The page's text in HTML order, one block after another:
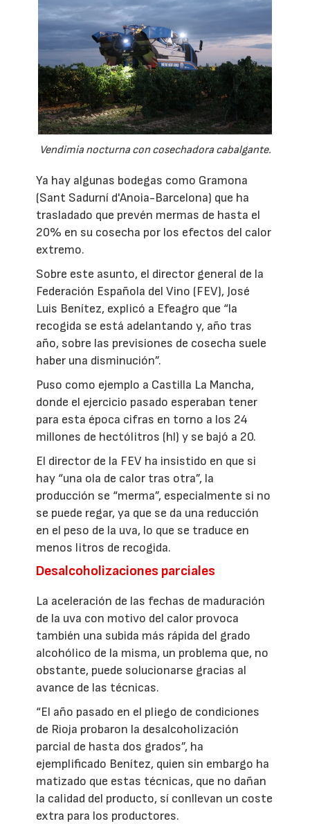
Vendimia nocturna con cosechadora cabalgante.
Ya hay algunas bodegas como Gramona
(Sant Sadurní d'Anoia-Barcelona) que ha
trasladado que prevén mermas de hasta el
20% en su cosecha por los efectos del calor
extremo.
Sobre este asunto, el director general de la
Federación Española del Vino (FEV), José
Luis Benítez, explicó a Efeagro que “la
recogida se está adelantando y, año tras
año, sobre las previsiones de cosecha suele
haber una disminución”.
Puso como ejemplo a Castilla La Mancha,
donde el ejercicio pasado esperaban tener
para esta época cifras en torno a los 24
millones de hectólitros (hl) y se bajó a 20.
El director de la FEV ha insistido en que si
hay “una ola de calor tras otra”, la
producción se “merma”, especialmente si no
se puede regar, ya que se da una reducción
en el peso de la uva, lo que se traduce en
menos litros de recogida.
Desalcoholizaciones parciales
La aceleración de las fechas de maduración
de la uva con motivo del calor provoca
también una subida más rápida del grado
alcohólico de la misma, un problema que, no
obstante, puede solucionarse gracias al
avance de las técnicas.
“El año pasado en el pliego de condiciones
de Rioja probaron la desalcoholización
parcial de hasta dos grados”, ha
ejemplificado Benítez, quien sin embargo ha
matizado que estas técnicas, que no dañan
la calidad del producto, sí conllevan un coste
extra para los productores.